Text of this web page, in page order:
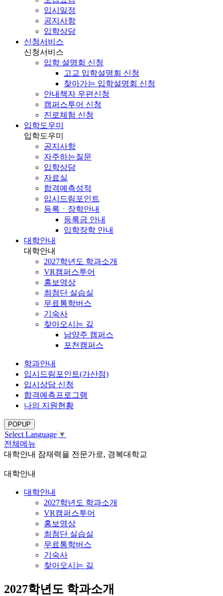
입시일정
공지사항
입학상담
신청서비스
신청서비스
입학 설명회 신청
고교 입학설명회 신청
찾아가는 입학설명회 신청
안내책자 우편신청
캠퍼스투어 신청
진로체험 신청
입학도우미
입학도우미
공지사항
자주하는질문
입학상담
자료실
합격예측성적
입시드림포인트
등록ㆍ장학안내
등록금 안내
입학장학 안내
대학안내
대학안내
2027학년도 학과소개
VR캠퍼스투어
홍보영상
최첨단 실습실
무료통학버스
기숙사
찾아오시는 길
남양주 캠퍼스
포천캠퍼스
학과안내
입시드림포인트(가산점)
입시상담 신청
합격예측프로그램
나의 지원현황
POPUP
Select Language ▼
전체메뉴
대학안내 잠재력을 전문가로, 경복대학교
대학안내
대학안내
2027학년도 학과소개
VR캠퍼스투어
홍보영상
최첨단 실습실
무료통학버스
기숙사
찾아오시는 길
2027학년도 학과소개